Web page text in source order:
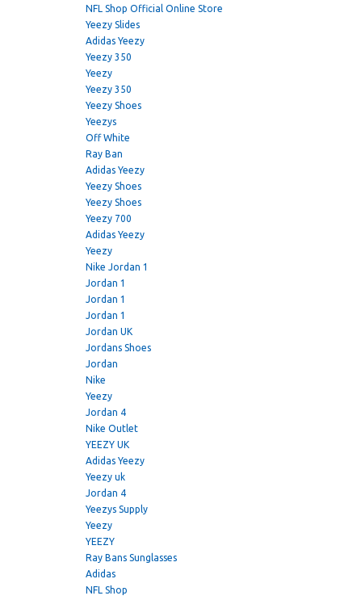
NFL Shop Official Online Store
Yeezy Slides
Adidas Yeezy
Yeezy 350
Yeezy
Yeezy 350
Yeezy Shoes
Yeezys
Off White
Ray Ban
Adidas Yeezy
Yeezy Shoes
Yeezy Shoes
Yeezy 700
Adidas Yeezy
Yeezy
Nike Jordan 1
Jordan 1
Jordan 1
Jordan 1
Jordan UK
Jordans Shoes
Jordan
Nike
Yeezy
Jordan 4
Nike Outlet
YEEZY UK
Adidas Yeezy
Yeezy uk
Jordan 4
Yeezys Supply
Yeezy
YEEZY
Ray Bans Sunglasses
Adidas
NFL Shop